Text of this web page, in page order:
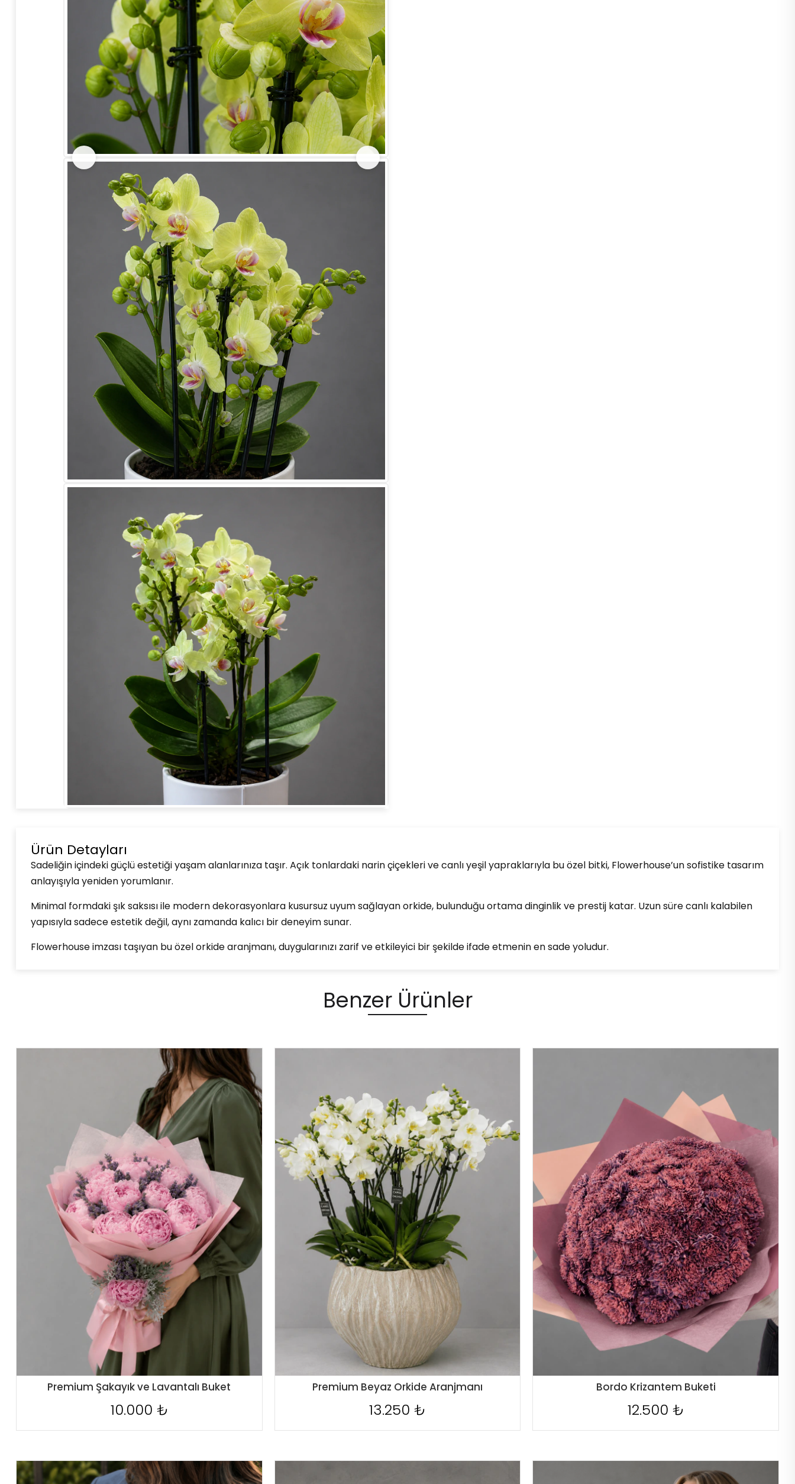
Ürün Detayları
Sadeliğin içindeki güçlü estetiği yaşam alanlarınıza taşır. Açık tonlardaki narin çiçekleri ve canlı yeşil yapraklarıyla bu özel bitki, Flowerhouse’un sofistike tasarım
anlayışıyla yeniden yorumlanır.
Minimal formdaki şık saksısı ile modern dekorasyonlara kusursuz uyum sağlayan orkide, bulunduğu ortama dinginlik ve prestij katar. Uzun süre canlı kalabilen
yapısıyla sadece estetik değil, aynı zamanda kalıcı bir deneyim sunar.
Flowerhouse imzası taşıyan bu özel orkide aranjmanı, duygularınızı zarif ve etkileyici bir şekilde ifade etmenin en sade yoludur.
Benzer Ürünler
Premium Şakayık ve Lavantalı Buket
10.000 ₺
Premium Beyaz Orkide Aranjmanı
13.250 ₺
Bordo Krizantem Buketi
12.500 ₺